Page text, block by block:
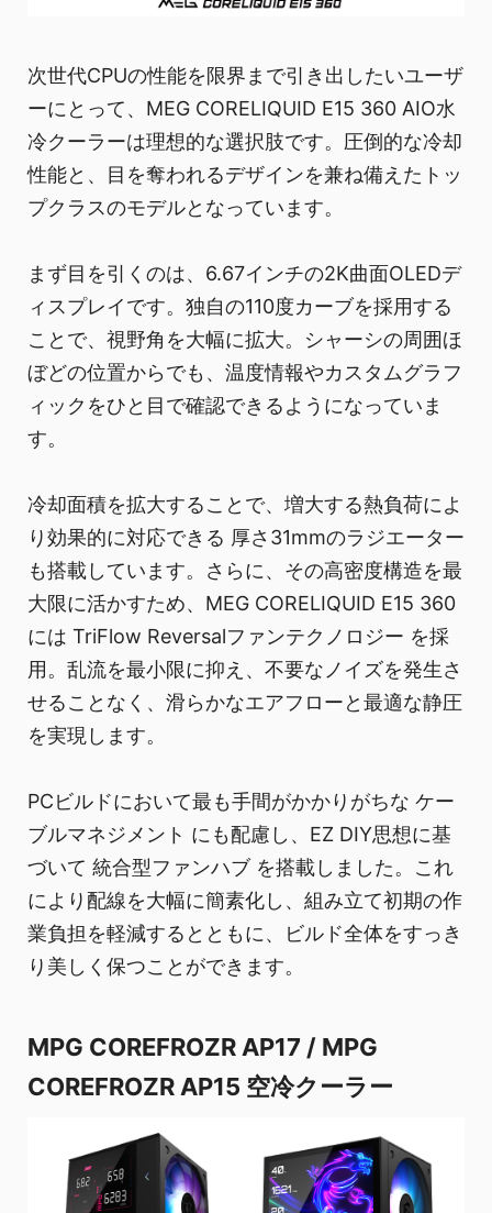
次世代CPUの性能を限界まで引き出したいユーザ
ーにとって、MEG CORELIQUID E15 360 AIO水
冷クーラーは理想的な選択肢です。圧倒的な冷却
性能と、目を奪われるデザインを兼ね備えたトッ
プクラスのモデルとなっています。
まず目を引くのは、6.67インチの2K曲面OLEDデ
ィスプレイです。独自の110度カーブを採用する
ことで、視野角を大幅に拡大。シャーシの周囲ほ
ぼどの位置からでも、温度情報やカスタムグラフ
ィックをひと目で確認できるようになっていま
す。
冷却面積を拡大することで、増大する熱負荷によ
り効果的に対応できる 厚さ31mmのラジエーター
も搭載しています。さらに、その高密度構造を最
大限に活かすため、MEG CORELIQUID E15 360
には TriFlow Reversalファンテクノロジー を採
用。乱流を最小限に抑え、不要なノイズを発生さ
せることなく、滑らかなエアフローと最適な静圧
を実現します。
PCビルドにおいて最も手間がかかりがちな ケー
ブルマネジメント にも配慮し、EZ DIY思想に基
づいて 統合型ファンハブ を搭載しました。これ
により配線を大幅に簡素化し、組み立て初期の作
業負担を軽減するとともに、ビルド全体をすっき
り美しく保つことができます。
MPG COREFROZR AP17 / MPG
COREFROZR AP15 空冷クーラー